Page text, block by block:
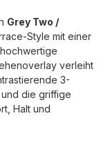
Grey Two /
Style mit einer
verleiht
3-
die griffige
Halt und